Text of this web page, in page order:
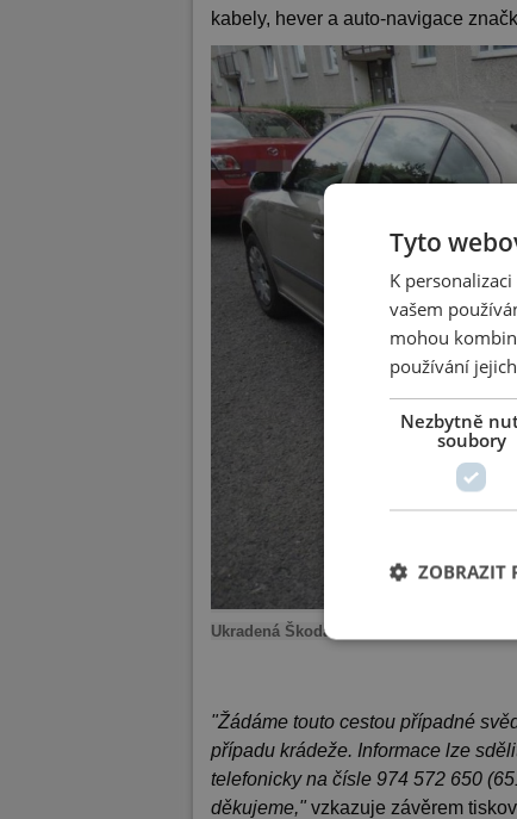
kabely, hever a auto-navigace
Ukradená Škoda Octavia na snímku
"Žádáme touto cestou případné
případu krádeže. Informace lze
telefonicky na čísle 974 572 650
děkujeme," vzkazuje závěrem
Tyto
K
vašem
mohou
používání
Nezbytně
soubory
ZOBRAZIT